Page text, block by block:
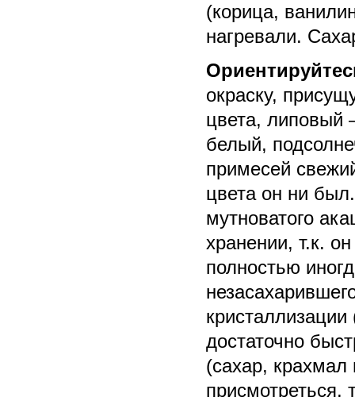
(корица,
нагревали.
окраску,
цвета, липовый
белый,
примесей
цвета он ни
мутноватого
хранении, т.к.
полностью
достаточно
(сахар, крахмал
присмотреться,